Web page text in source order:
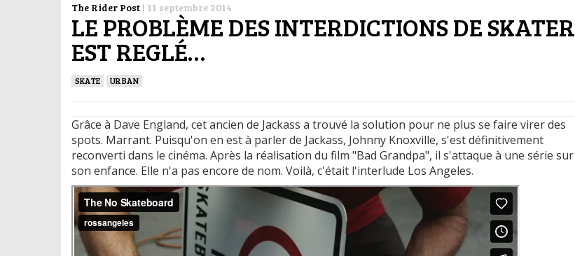
The Rider Post | 11 septembre 2014
LE PROBLÈME DES INTERDICTIONS DE SKATER
EST REGLÉ…
SKATE URBAN
Grâce à Dave England, cet ancien de Jackass a trouvé la solution pour ne plus se faire virer des
spots. Marrant. Puisqu'on en est à parler de Jackass, Johnny Knoxville, s'est définitivement
reconverti dans le cinéma. Après la réalisation du film "Bad Grandpa", il s'attaque à une série sur
son enfance. Elle n'a pas encore de nom. Voilà, c'était l'interlude Los Angeles.